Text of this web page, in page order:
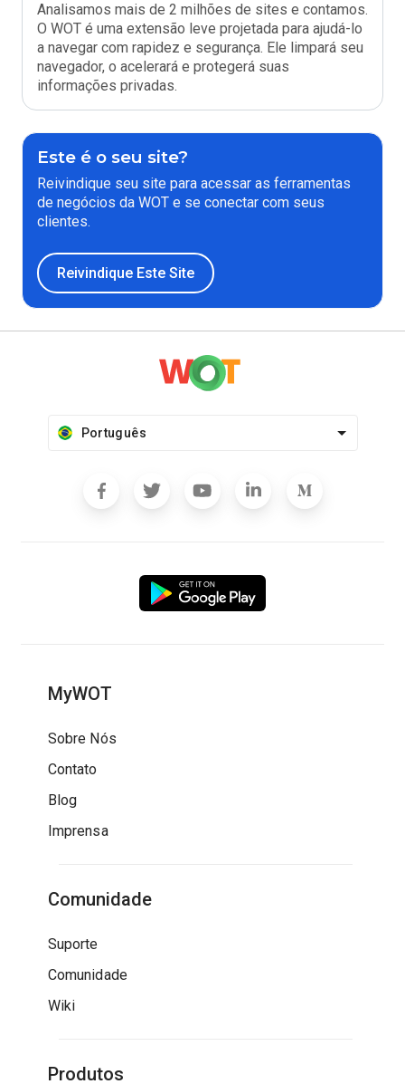
Analisamos mais de 2 milhões de sites e contamos.
O WOT é uma extensão leve projetada para ajudá-lo
a navegar com rapidez e segurança. Ele limpará seu
navegador, o acelerará e protegerá suas
informações privadas.
Este é o seu site?
Reivindique seu site para acessar as ferramentas
de negócios da WOT e se conectar com seus
clientes.
Reivindique Este Site
Português
MyWOT
Sobre Nós
Contato
Blog
Imprensa
Comunidade
Suporte
Comunidade
Wiki
Produtos